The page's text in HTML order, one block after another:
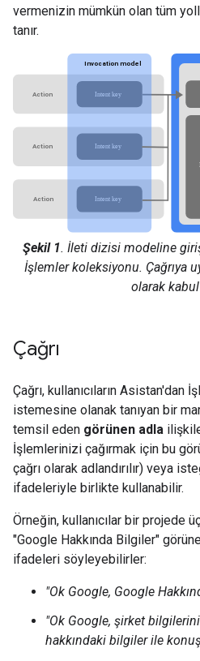
vermenizin mümkün olan tüm
tanır.
Şekil 1. İleti dizisi modeline
İşlemler koleksiyonu. Çağrıya
olarak
Çağrı
Çağrı, kullanıcıların Asistan'dan
istemesine olanak tanıyan bir
temsil eden görünen adla
İşlemlerinizi çağırmak için bu
çağrı olarak adlandırılır) veya
ifadeleriyle birlikte kullanabilir.
Örneğin, kullanıcılar bir projede
"Google Hakkında Bilgiler"
ifadeleri söyleyebilirler:
"Ok Google, Google
"Ok Google, şirket
hakkındaki bilgiler ile